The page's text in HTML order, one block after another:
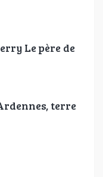
Le père de
terre